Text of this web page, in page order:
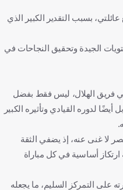
بسبب التقدير الكبير الذي
الجيدة وتحقيق النجاحات في
في فريق الهلال، ليس فقط بفضل
لدوره القيادي وتأثيره الكبير
لا غنى عنه، إذ يضفي الثقة
أساسية في كل مباراة
على التمركز السليم، ما يجعله